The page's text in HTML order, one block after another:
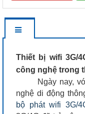
Thiết bị wifi 3G/
công nghệ trong
Ngày nay, với
nghệ di động
bộ phát wifi 3G/